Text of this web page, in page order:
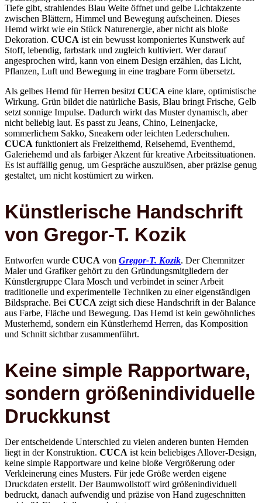
zwischen Blättern, Himmel und Bewegung aufscheinen. Dieses
Hemd wirkt wie ein Stück Naturenergie, aber nicht als bloße
Dekoration.CUCAist ein bewusst komponiertes Kunstwerk auf
Stoff, lebendig, farbstark und zugleich kultiviert. Wer darauf
angesprochen wird, kann von einem Design erzählen, das Licht,
Pflanzen, Luft und Bewegung in eine tragbare Form übersetzt.
Als gelbes Hemd für Herren besitztCUCAeine klare, optimistische
setzt sonnige Impulse. Dadurch wirkt das Muster dynamisch, aber
nicht beliebig laut. Es passt zu Jeans, Chino, Leinenjacke,
sommerlichem Sakko, Sneakern oder leichten Lederschuhen.
CUCAfunktioniert als Freizeithemd, Reisehemd, Eventhemd,
Galeriehemd und als farbiger Akzent für kreative Arbeitssituationen.
Es ist auffällig genug, um Gespräche auszulösen, aber präzise genug
gestaltet, um nicht kostümiert zu wirken.
von Gregor-T. Kozik
Entworfen wurdeCUCA von Gregor-T. Kozik . Der Chemnitzer
Künstlergruppe Clara Mosch und verbindet in seiner Arbeit
traditionelle und experimentelle Techniken zu einer eigenständigen
Bildsprache. BeiCUCAzeigt sich diese Handschrift in der Balance
aus Farbe, Fläche und Bewegung. Das Hemd ist kein gewöhnliches
Musterhemd, sondern ein Künstlerhemd Herren, das Komposition
und Schnitt sichtbar zusammenführt.
sondern größenindividuelle
Druckkunst
Der entscheidende Unterschied zu vielen anderen bunten Hemden
keine simple Rapportware und keine bloße Vergrößerung oder
Verkleinerung eines Musters. Für jede Größe werden eigene
Druckdaten erstellt. Der Baumwollstoff wird größenindividuell
bedruckt, danach aufwendig und präzise von Hand zugeschnitten
und in 21 Einzelteilen verarbeitet.